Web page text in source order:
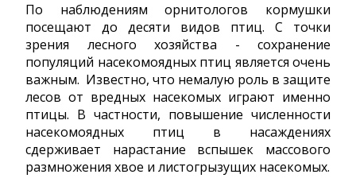
По наблюдениям орнитологов кормушки
посещают до десяти видов птиц. С точки
зрения лесного хозяйства - сохранение
популяций насекомоядных птиц является очень
важным. Известно, что немалую роль в защите
лесов от вредных насекомых играют именно
птицы. В частности, повышение численности
насекомоядных птиц в насаждениях
сдерживает нарастание вспышек массового
размножения хвое и листогрызущих насекомых.